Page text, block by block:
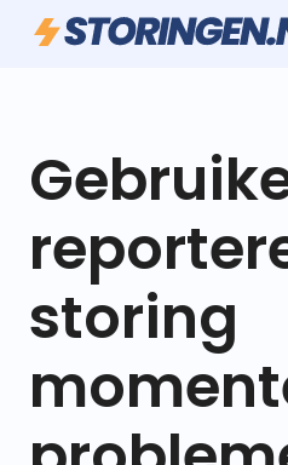
storing